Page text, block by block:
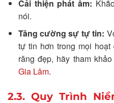
Cải thiện phát âm:
nói.
Tăng cường sự tự tin:
tự tin hơn trong mọi
răng đẹp, hãy tham
Gia Lâm.
2.3. Quy Trình